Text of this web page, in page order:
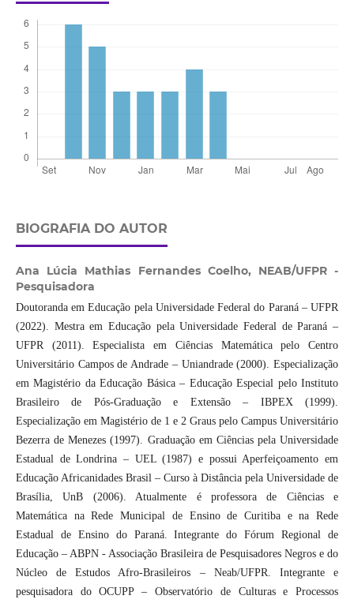
BIOGRAFIA DO AUTOR
Ana Lúcia Mathias Fernandes Coelho, NEAB/UFPR -
Pesquisadora
Doutoranda em Educação pela Universidade Federal do Paraná – UFPR
(2022). Mestra em Educação pela Universidade Federal de Paraná –
UFPR (2011). Especialista em Ciências Matemática pelo Centro
Universitário Campos de Andrade – Uniandrade (2000). Especialização
em Magistério da Educação Básica – Educação Especial pelo Instituto
Brasileiro de Pós-Graduação e Extensão – IBPEX (1999).
Especialização em Magistério de 1 e 2 Graus pelo Campus Universitário
Bezerra de Menezes (1997). Graduação em Ciências pela Universidade
Estadual de Londrina – UEL (1987) e possui Aperfeiçoamento em
Educação Africanidades Brasil – Curso à Distância pela Universidade de
Brasília, UnB (2006). Atualmente é professora de Ciências e
Matemática na Rede Municipal de Ensino de Curitiba e na Rede
Estadual de Ensino do Paraná. Integrante do Fórum Regional de
Educação – ABPN - Associação Brasileira de Pesquisadores Negros e do
Núcleo de Estudos Afro-Brasileiros – Neab/UFPR. Integrante e
pesquisadora do OCUPP – Observatório de Culturas e Processos